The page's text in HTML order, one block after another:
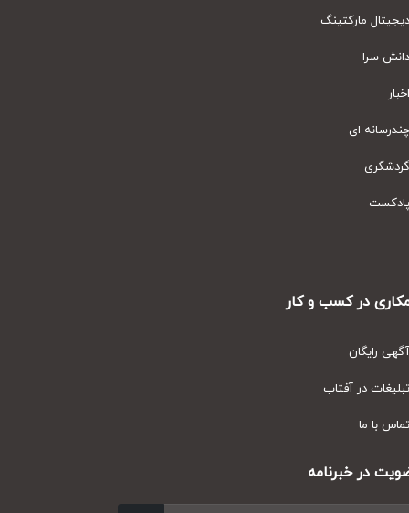
مارکتینگ
سرا
ای
در کسب و کار
رایگان
در آفتاب
با ما
در خبرنامه